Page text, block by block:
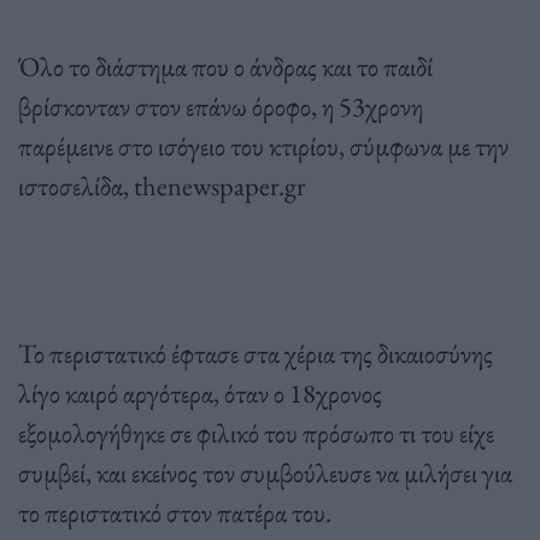
Όλο το διάστημα που ο άνδρας και το παιδί
βρίσκονταν στον επάνω όροφο, η 53χρονη
παρέμεινε στο ισόγειο του κτιρίου, σύμφωνα με την
ιστοσελίδα, thenewspaper.gr
Το περιστατικό έφτασε στα χέρια της δικαιοσύνης
λίγο καιρό αργότερα, όταν ο 18χρονος
εξομολογήθηκε σε φιλικό του πρόσωπο τι του είχε
συμβεί, και εκείνος τον συμβούλευσε να μιλήσει για
το περιστατικό στον πατέρα του.